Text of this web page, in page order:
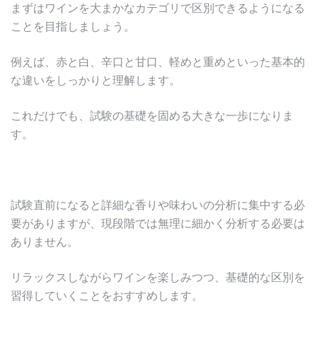
まずはワインを大まかなカテゴリで区別できるようになる
ことを目指しましょう。
例えば、赤と白、辛口と甘口、軽めと重めといった基本的
な違いをしっかりと理解します。
これだけでも、試験の基礎を固める大きな一歩になりま
す。
試験直前になると詳細な香りや味わいの分析に集中する必
要がありますが、現段階では無理に細かく分析する必要は
ありません。
リラックスしながらワインを楽しみつつ、基礎的な区別を
習得していくことをおすすめします。